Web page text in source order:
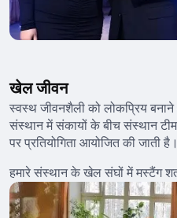
खेल जीवन
स्वस्थ जीवनशैली को लोकप्रिय
संस्थान में संकायों के बीच संस्थान
पर प्रतियोगिता आयोजित की जाती है।
हमारे संस्थान के खेल संघों में मस्टैंग